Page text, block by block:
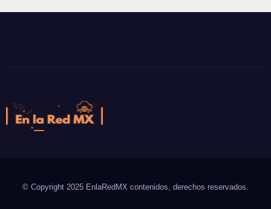
© Copyright 2025 EnlaRedMX contenidos, derechos reservados.